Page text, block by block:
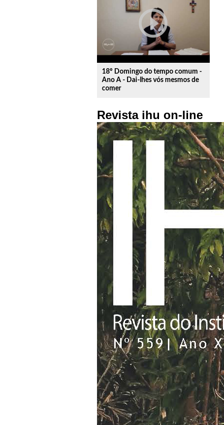
play_circle_outline
18º Domingo do tempo comum -
Ano A - Dai-lhes vós mesmos de
comer
Revista ihu on-line